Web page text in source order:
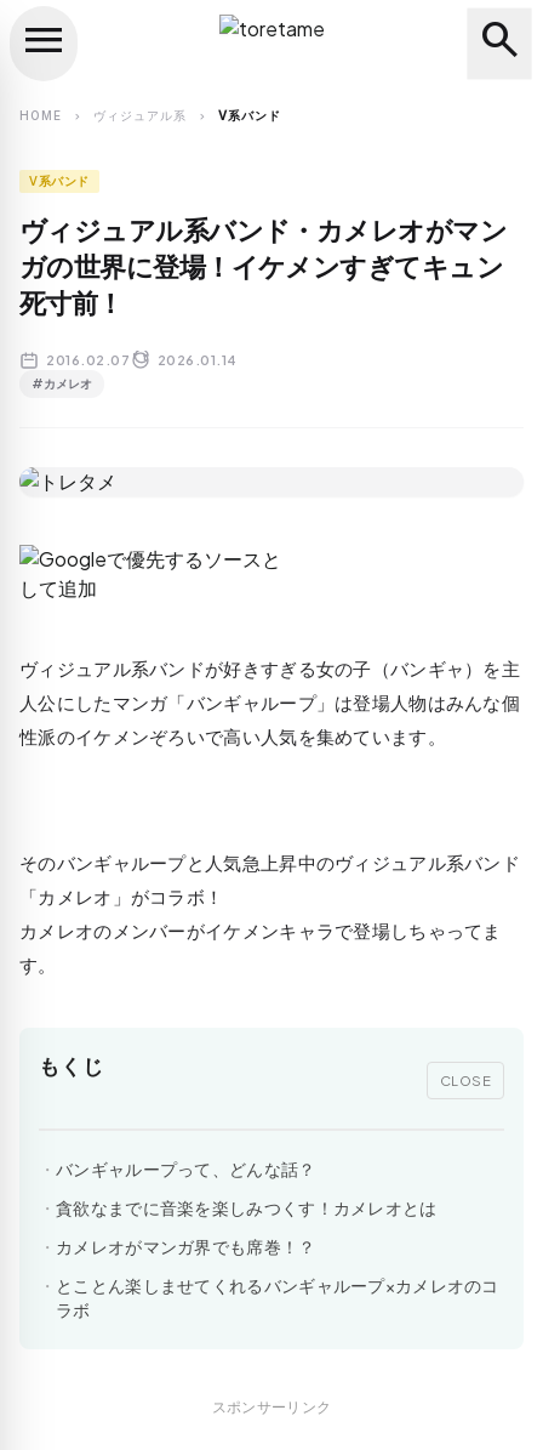
search
menu search
HOME chevron_right ヴィジュアル系 chevron_right V系バンド
V系バンド
ヴィジュアル系バンド・カメレオがマン
ガの世界に登場！イケメンすぎてキュン
死寸前！
2016.02.07 2026.01.14
#カメレオ
ヴィジュアル系バンドが好きすぎる女の子（バンギャ）を主
人公にしたマンガ「バンギャループ」は登場人物はみんな個
性派のイケメンぞろいで高い人気を集めています。
そのバンギャループと人気急上昇中のヴィジュアル系バンド
「カメレオ」がコラボ！
カメレオのメンバーがイケメンキャラで登場しちゃってま
す。
もくじ
CLOSE
バンギャループって、どんな話？
貪欲なまでに音楽を楽しみつくす！カメレオとは
カメレオがマンガ界でも席巻！？
とことん楽しませてくれるバンギャループ×カメレオのコ
ラボ
スポンサーリンク